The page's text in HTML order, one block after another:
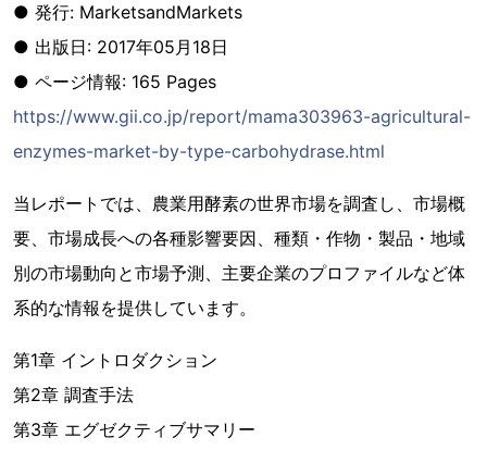
● 発行: MarketsandMarkets
● 出版日: 2017年05月18日
● ページ情報: 165 Pages
https://www.gii.co.jp/report/mama303963-agricultural-
enzymes-market-by-type-carbohydrase.html
当レポートでは、農業用酵素の世界市場を調査し、市場概
要、市場成長への各種影響要因、種類・作物・製品・地域
別の市場動向と市場予測、主要企業のプロファイルなど体
系的な情報を提供しています。
第1章 イントロダクション
第2章 調査手法
第3章 エグゼクティブサマリー